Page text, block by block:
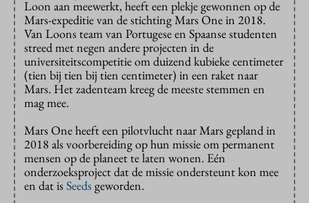
Loon aan meewerkt, heeft een plekje gewonnen op de
Mars-expeditie van de stichting Mars One in 2018.
Van Loons team van Portugese en Spaanse studenten
streed met negen andere projecten in de
universiteitscompetitie om duizend kubieke centimeter
(tien bij tien bij tien centimeter) in een raket naar
Mars. Het zadenteam kreeg de meeste stemmen en
mag mee.
Mars One heeft een pilotvlucht naar Mars gepland in
2018 als voorbereiding op hun missie om permanent
mensen op de planeet te laten wonen. Eén
onderzoeksproject dat de missie ondersteunt kon mee
en dat isSeedsgeworden.